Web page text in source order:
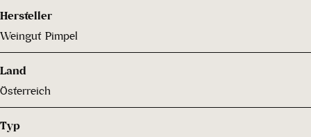
Hersteller
Weingut Pimpel
Land
Österreich
Typ